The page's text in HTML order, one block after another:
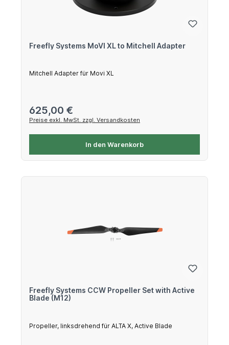
Freefly Systems MoVI XL to Mitchell Adapter
Mitchell Adapter für Movi XL
Regulärer Preis:
625,00 €
Preise exkl. MwSt. zzgl. Versandkosten
In den Warenkorb
Freefly Systems CCW Propeller Set with Active
Blade (M12)
Propeller, linksdrehend für ALTA X, Active Blade